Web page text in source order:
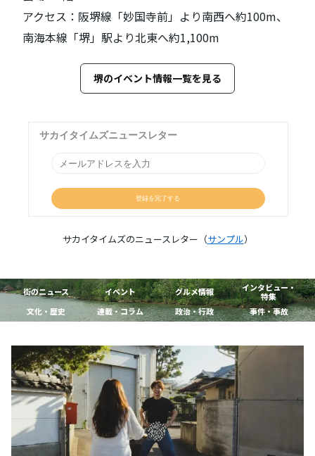
アクセス：阪堺線「妙国寺前」より南西へ約100m、
南海本線「堺」駅より北東へ約1,100m
堺のイベント情報一覧を見る
サカイタイムズのニュースレター（サンプル）
街のニュース イベント グルメ情報
インタビュー・
特集
文化・歴史
連載・コラム 政治・行政 事件・事故